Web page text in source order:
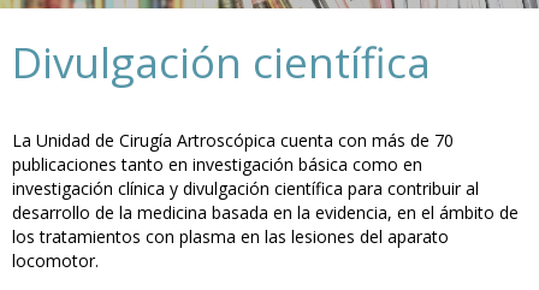
Divulgación científica
La Unidad de Cirugía Artroscópica cuenta con más de 70
publicaciones tanto en investigación básica como en
investigación clínica y divulgación científica para contribuir al
desarrollo de la medicina basada en la evidencia, en el ámbito de
los tratamientos con plasma en las lesiones del aparato
locomotor.